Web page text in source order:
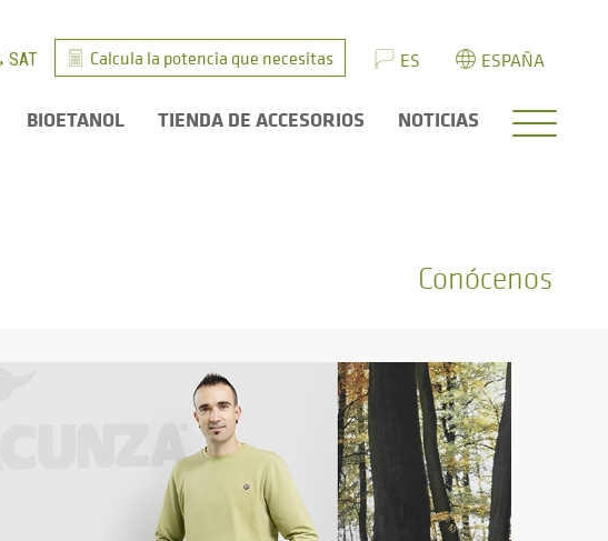
SAT Calcula la potencia que necesitas ES ESPAÑA
BIOETANOL TIENDA DE ACCESORIOS NOTICIAS
Conócenos